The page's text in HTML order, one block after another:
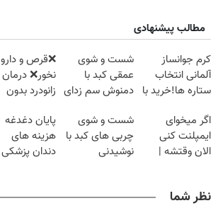
مطالب پیشنهادی
کرم جوانساز
آلمانی انتخاب
ستاره ها!خرید با
شست و شوی
عمقی کبد با
دمنوش سم زدای
❌قرص‌ و دارو
نخور❌ درمان
زانودرد بدون
اگر میخوای
ایمپلنت کنی
الان وقتشه |
شست و شوی
چربی های کبد با
نوشیدنی
پایان دغدغه
هزینه های
دندان پزشکی
نظر شما